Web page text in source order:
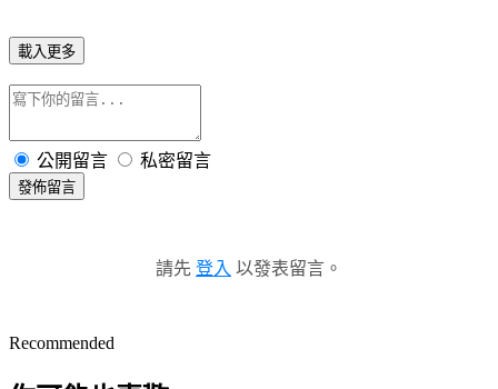
載入更多
公開留言 私密留言
發佈留言
請先 登入 以發表留言。
Recommended